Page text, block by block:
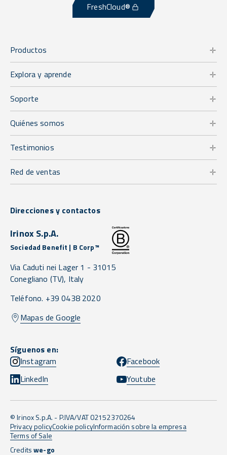
FreshCloud®
Productos
Explora y aprende
Soporte
Quiénes somos
Testimonios
Red de ventas
Direcciones y contactos
Irinox S.p.A.
Sociedad Benefit | B Corp™
Via Caduti nei Lager 1 - 31015
Conegliano (TV), Italy
Teléfono. +39 0438 2020
Mapas de Google
Síguenos en:
Instagram
Facebook
LinkedIn
Youtube
© Irinox S.p.A. - P.IVA/VAT 02152370264
Privacy policyCookie policyInformación sobre la empresa
Terms of Sale
Creditswe-go